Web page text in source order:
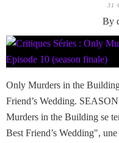
31
By
Only Murders in the
Friend’s Wedding.
Murders in the Building se
Best Friend’s Wedding",